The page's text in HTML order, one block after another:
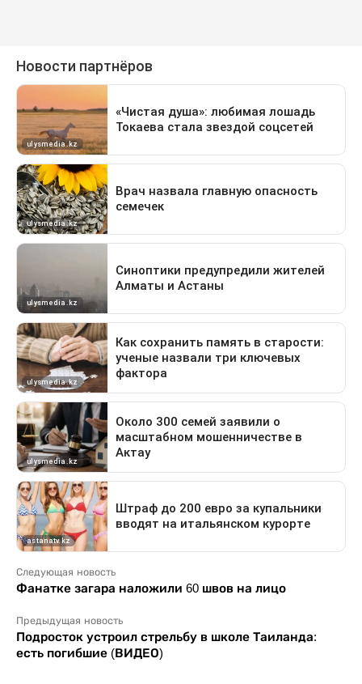
Следующая новость
Фанатке загара наложили 60 швов на лицо
Предыдущая новость
Подросток устроил стрельбу в школе Таиланда:
есть погибшие (ВИДЕО)